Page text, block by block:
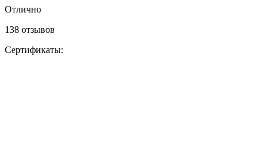
Отлично
138 отзывов
Сертификаты: